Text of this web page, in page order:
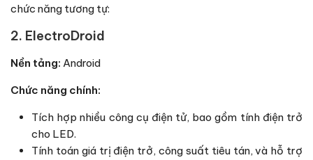
chức năng tương tự:
2. ElectroDroid
Nền tảng: Android
Chức năng chính:
Tích hợp nhiều công cụ điện tử, bao gồm tính điện trở
cho LED.
Tính toán giá trị điện trở, công suất tiêu tán, và hỗ trợ